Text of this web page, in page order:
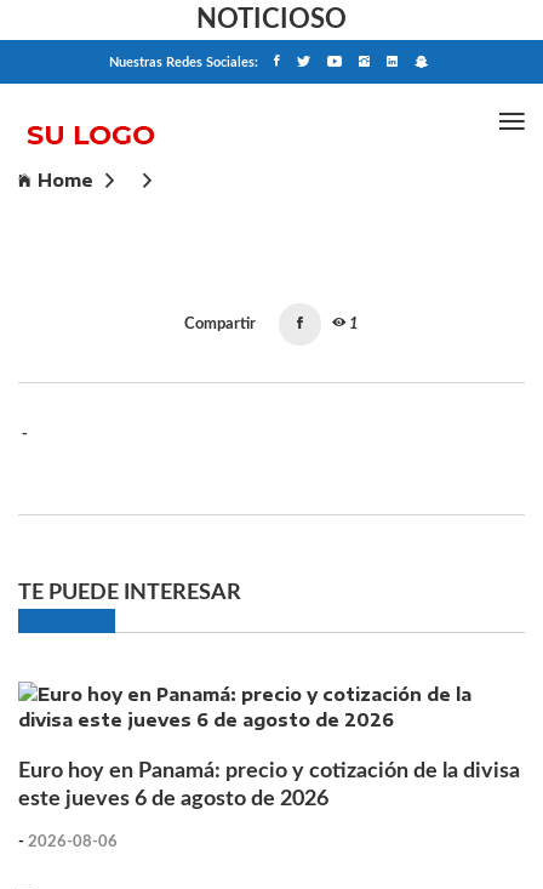
NOTICIOSO
Nuestras Redes Sociales:
Home
Compartir 1
-
TE PUEDE INTERESAR
Euro hoy en Panamá: precio y cotización de la divisa
este jueves 6 de agosto de 2026
- 2026-08-06